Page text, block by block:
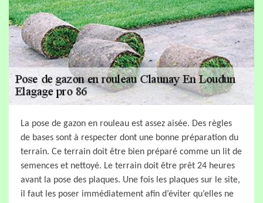
La pose de gazon en rouleau est assez aisée. Des règles
de bases sont à respecter dont une bonne préparation du
terrain. Ce terrain doit être bien préparé comme un lit de
semences et nettoyé. Le terrain doit être prêt 24 heures
avant la pose des plaques. Une fois les plaques sur le site,
il faut les poser immédiatement afin d’éviter qu’elles ne